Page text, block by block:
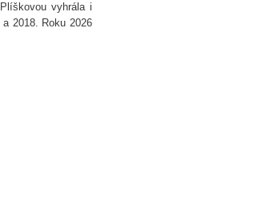
vyhrála i
2018. Roku 2026